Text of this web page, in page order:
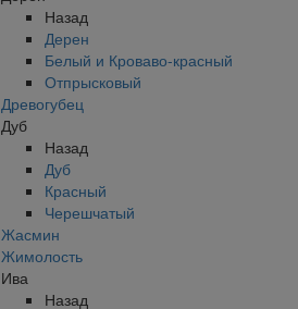
Назад
Дерен
Белый и Кроваво-красный
Отпрысковый
Древогубец
Дуб
Назад
Дуб
Красный
Черешчатый
Жасмин
Жимолость
Ива
Назад